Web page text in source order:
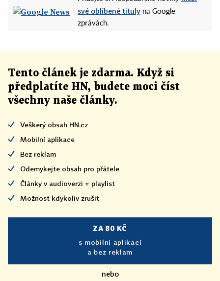
své oblíbené tituly na Google
zprávách.
Tento článek je zdarma. Když si
předplatíte HN, budete moci číst
všechny naše články.
Veškerý obsah HN.cz
Mobilní aplikace
Bez reklam
Odemykejte obsah pro přátele
Články v audioverzi + playlist
Možnost kdykoliv zrušit
ZA 80 KČ
s mobilní aplikací
a bez reklam
nebo